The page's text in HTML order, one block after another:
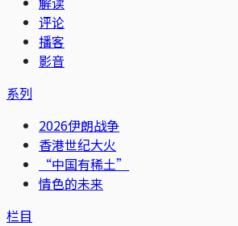
评论
播客
影音
系列
2026伊朗战争
香港世纪大火
“中国有稀土”
情色的未来
栏目